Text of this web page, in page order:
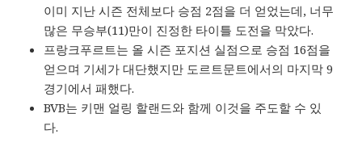
이미 지난 시즌 전체보다 승점 2점을 더 얻었는데, 너무
많은 무승부(11)만이 진정한 타이틀 도전을 막았다.
프랑크푸르트는 올 시즌 포지션 실점으로 승점 16점을
얻으며 기세가 대단했지만 도르트문트에서의 마지막 9
경기에서 패했다.
BVB는 키맨 얼링 할랜드와 함께 이것을 주도할 수 있
다.